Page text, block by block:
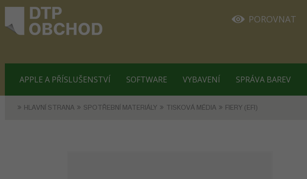
POROVNAT
APPLE A PŘÍSLUŠENSTVÍ SOFTWARE VYBAVENÍ SPRÁVA BAREV
HLAVNÍ STRANA SPOTŘEBNÍ MATERIÁLY TISKOVÁ MÉDIA FIERY (EFI)